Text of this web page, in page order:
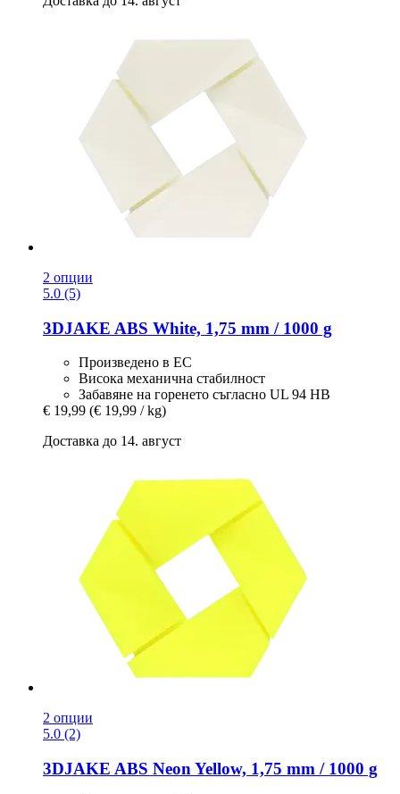
2 опции
5.0 (5)
3DJAKE ABS White, 1,75 mm / 1000 g
Произведено в ЕС
Висока механична стабилност
Забавяне на горенето съгласно UL 94 HB
€ 19,99 (€ 19,99 / kg)
Доставка до 14. август
2 опции
5.0 (2)
3DJAKE ABS Neon Yellow, 1,75 mm / 1000 g